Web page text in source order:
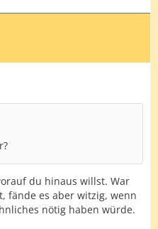
du hinaus willst. War
fände es aber witzig, wenn
nötig haben würde.